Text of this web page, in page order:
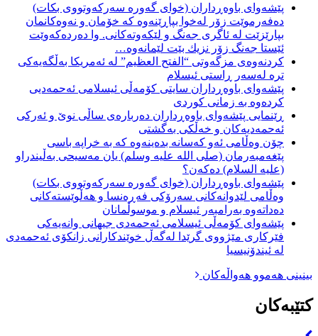
پێشەوای باوەڕداران (خوای گەورە سەركەوتووی بكات)
دەفەرموێت زۆر لەخوا بپاڕێنەوە كە خۆمان و نەوەكانمان
بپارێزێت لە ئاگری جەنگ و لێكەوتەكانی. وا دەردەكەوێت
ئێستا جەنگ زۆر نزیك بێت لێمانەوە…
کردنەوەی مزگەوتی “الفتح العظيم” لە ئەمریکا بەڵگەیەکی
ترە لەسەر ڕاستی ئیسلام
پێشەوای باوەڕداران سایتی کۆمەڵی ئیسلامی ئەحمەدیی
کردەوە بە زمانی کوردی
ڕێنمایی پێشەوای باوەڕداران دەربارەی ساڵی نوێ و ئەرکی
ئەحمەدیەکان و خەڵکی بەگشتی
چۆن وەڵامی ئەو كەسانە بدەینەوە كە بە خراپە باسی
پێغەمبەرمان (صلى الله عليه وسلم) یان مەسیحی بەڵیندراو
(عليه السلام) دەكەن؟
پێشەوای باوەڕداران (خوای گەورە سەركەوتووی بكات)
وەڵامی لێدوانەكانی سەرۆكی فەڕەنسا و هەڵوێستەكانی
دەداتەوە بەرامبەر ئیسلام و موسوڵمانان
پێشەوای كۆمەڵی ئیسلامی ئەحمەدی جیھانی وانەیەكی
فێركاری مێژووی گرێدا لەگەڵ خوێندكارانی زانكۆی ئەحمەدی
لە ئيندۆنیسیا
بینینی هەموو هەواڵەکان
کتێبەکان